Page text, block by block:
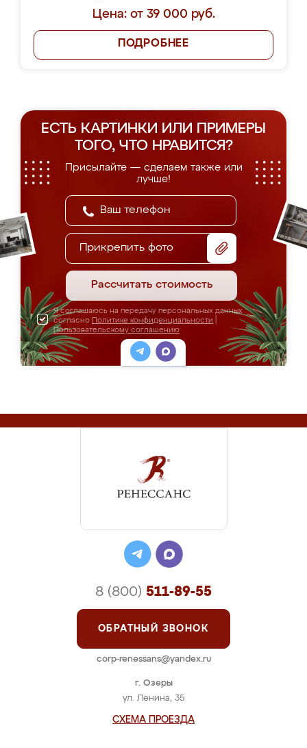
Цена: от 39 000 руб.
ПОДРОБНЕЕ
ЕСТЬ КАРТИНКИ ИЛИ ПРИМЕРЫ
ТОГО, ЧТО НРАВИТСЯ?
Присылайте — сделаем также или
лучше!
Прикрепить фото
Рассчитать стоимость
Я соглашаюсь на передачу персональных данных
согласно Политике конфиденциальности
Пользовательскому соглашению
г. Озеры
ул. Ленина, 35
СХЕМА ПРОЕЗДА
8 (800) 511-89-55
ОБРАТНЫЙ ЗВОНОК
corp-renessans@yandex.ru